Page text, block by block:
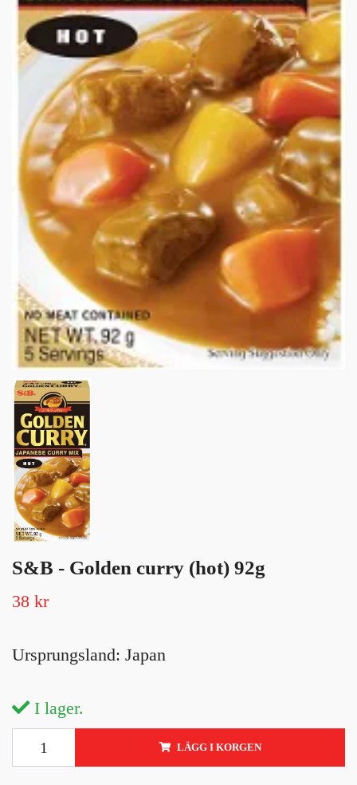
S&B - Golden curry (hot) 92g
38 kr
Ursprungsland: Japan
I lager.
LÄGG I KORGEN